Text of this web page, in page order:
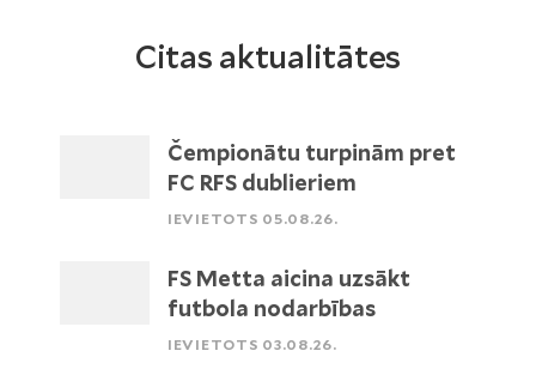
Citas aktualitātes
Čempionātu turpinām pret
FC RFS dublieriem
IEVIETOTS 05.08.26.
FS Metta aicina uzsākt
futbola nodarbības
IEVIETOTS 03.08.26.